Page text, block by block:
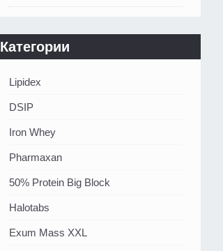
Категории
Lipidex
DSIP
Iron Whey
Pharmaxan
50% Protein Big Block
Halotabs
Exum Mass XXL